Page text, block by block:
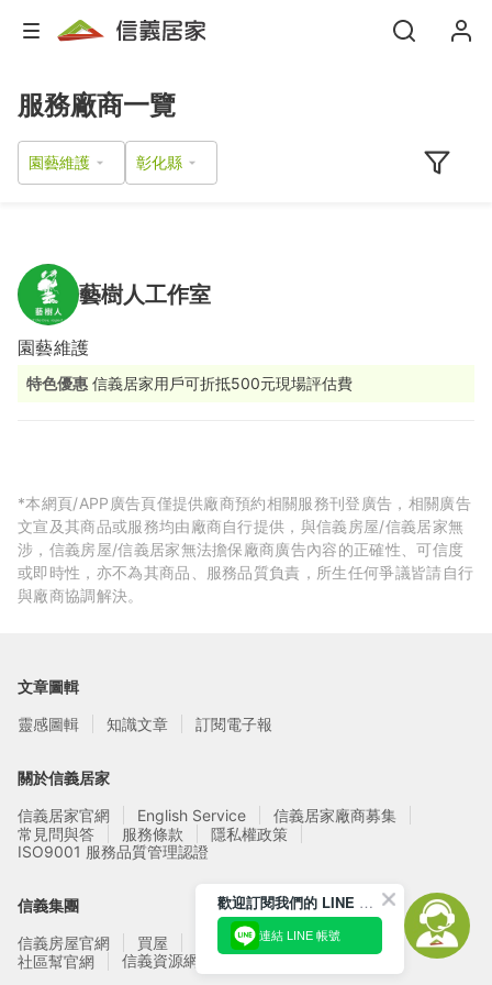
服務廠商一覽
園藝維護
藝樹人工作室
園藝維護
特色優惠 信義居家用戶可折抵500元現場評估費
*本網頁/APP廣告頁僅提供廠商預約相關服務刊登廣告，相關廣告
文宣及其商品或服務均由廠商自行提供，與信義房屋/信義居家無
涉，信義房屋/信義居家無法擔保廠商廣告內容的正確性、可信度
或即時性，亦不為其商品、服務品質負責，所生任何爭議皆請自行
與廠商協調解決。
文章圖輯
靈感圖輯
知識文章 訂閱電子報
關於信義居家
信義居家官網
English Service
信義居家廠商募集
常見問與答
服務條款
隱私權政策
ISO9001 服務品質管理認證
信義集團
信義房屋官網
買屋 租屋
實價登錄
社區幫官網
信義資源網站
歡迎訂閱我們的 LINE 官方帳號
連結 LINE 帳號